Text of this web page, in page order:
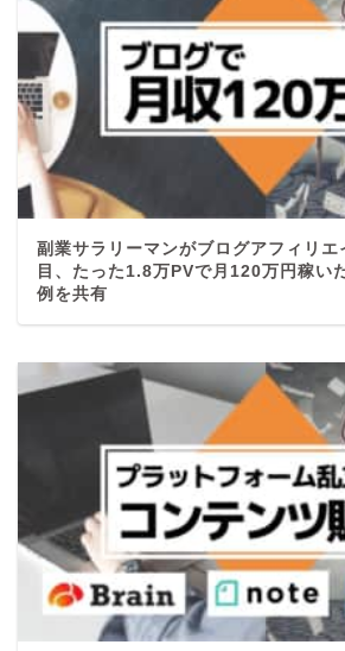
副業サラリーマンがブログアフィリエ
目、たった1.8万PVで月120万円稼い
例を共有